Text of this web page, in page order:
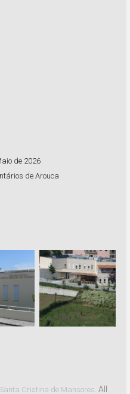
de 2026
de Arouca
Cristina de Mansores . All